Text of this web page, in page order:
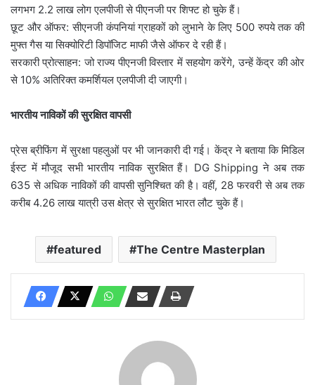
लगभग 2.2 लाख लोग एलपीजी से पीएनजी पर शिफ्ट हो चुके हैं।
छूट और ऑफर: सीएनजी कंपनियां ग्राहकों को लुभाने के लिए 500 रुपये तक की
मुफ्त गैस या सिक्योरिटी डिपॉजिट माफी जैसे ऑफर दे रही हैं।
सरकारी प्रोत्साहन: जो राज्य पीएनजी विस्तार में सहयोग करेंगे, उन्हें केंद्र की ओर
से 10% अतिरिक्त कमर्शियल एलपीजी दी जाएगी।
भारतीय नाविकों की सुरक्षित वापसी
प्रेस ब्रीफिंग में सुरक्षा पहलुओं पर भी जानकारी दी गई। केंद्र ने बताया कि मिडिल
ईस्ट में मौजूद सभी भारतीय नाविक सुरक्षित हैं। DG Shipping ने अब तक
635 से अधिक नाविकों की वापसी सुनिश्चित की है। वहीं, 28 फरवरी से अब तक
करीब 4.26 लाख यात्री उस क्षेत्र से सुरक्षित भारत लौट चुके हैं।
featured The Centre Masterplan